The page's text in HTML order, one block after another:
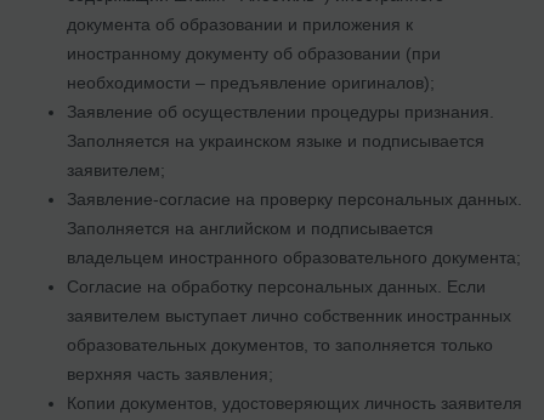
документа об образовании и приложения к
иностранному документу об образовании (при
необходимости – предъявление оригиналов);
Заявление об осуществлении процедуры признания.
Заполняется на украинском языке и подписывается
заявителем;
Заявление-согласие на проверку персональных данных.
Заполняется на английском и подписывается
владельцем иностранного образовательного документа;
Согласие на обработку персональных данных. Если
заявителем выступает лично собственник иностранных
образовательных документов, то заполняется только
верхняя часть заявления;
Копии документов, удостоверяющих личность заявителя